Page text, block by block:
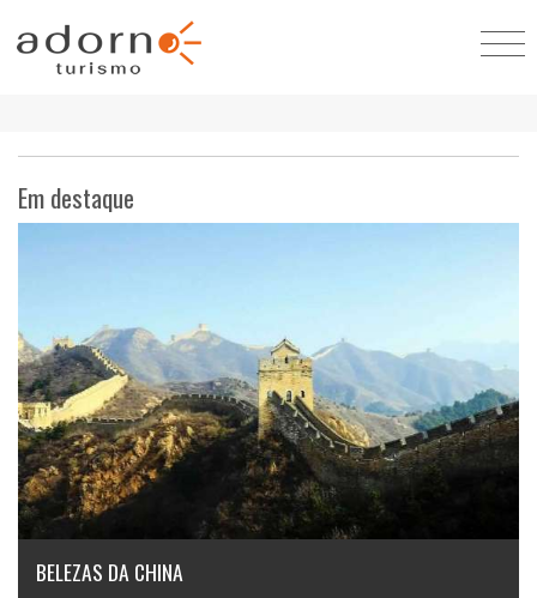
Em destaque
BELEZAS DA CHINA